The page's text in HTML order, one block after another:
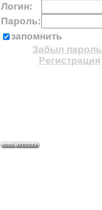
Логин:
Пароль:
запомнить
Забыл пароль
Регистрация